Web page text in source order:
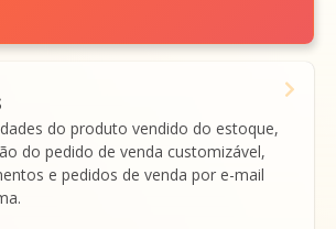
do produto vendido do estoque,
do pedido de venda customizável,
e pedidos de venda por e-mail